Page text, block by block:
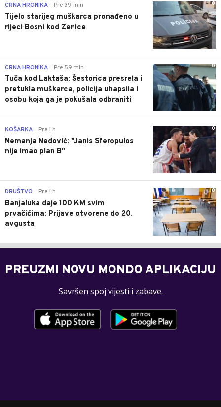
0
CRNA HRONIKA Pre 39 min
Tijelo starijeg muškarca pronađeno u
rijeci Bosni kod Zenice
0
CRNA HRONIKA Pre 59 min
Tuča kod Laktaša: Šestorica presrela i
pretukla muškarca, policija uhapsila i
osobu koja ga je pokušala odbraniti
0
KOŠARKA Pre 1 h
Nemanja Nedović: "Janis Sferopulos
nije imao plan B"
0
DRUŠTVO Pre 1 h
Banjaluka daje 100 KM svim
prvačićima: Prijave otvorene do 20.
avgusta
PREUZMI NOVU MONDO APLIKACIJU
Savršen spoj vijesti i zabave.